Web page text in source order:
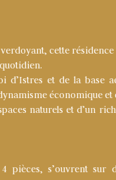
cette
d’Istres et de la base
économique
naturels et d’un
pièces, s’ouvrent sur